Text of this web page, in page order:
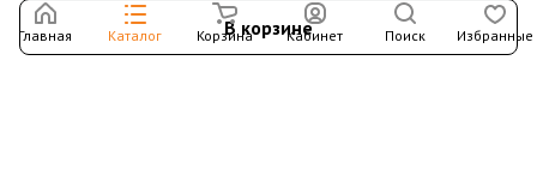
В корзине
Главная Каталог Корзина Кабинет Поиск Избранные